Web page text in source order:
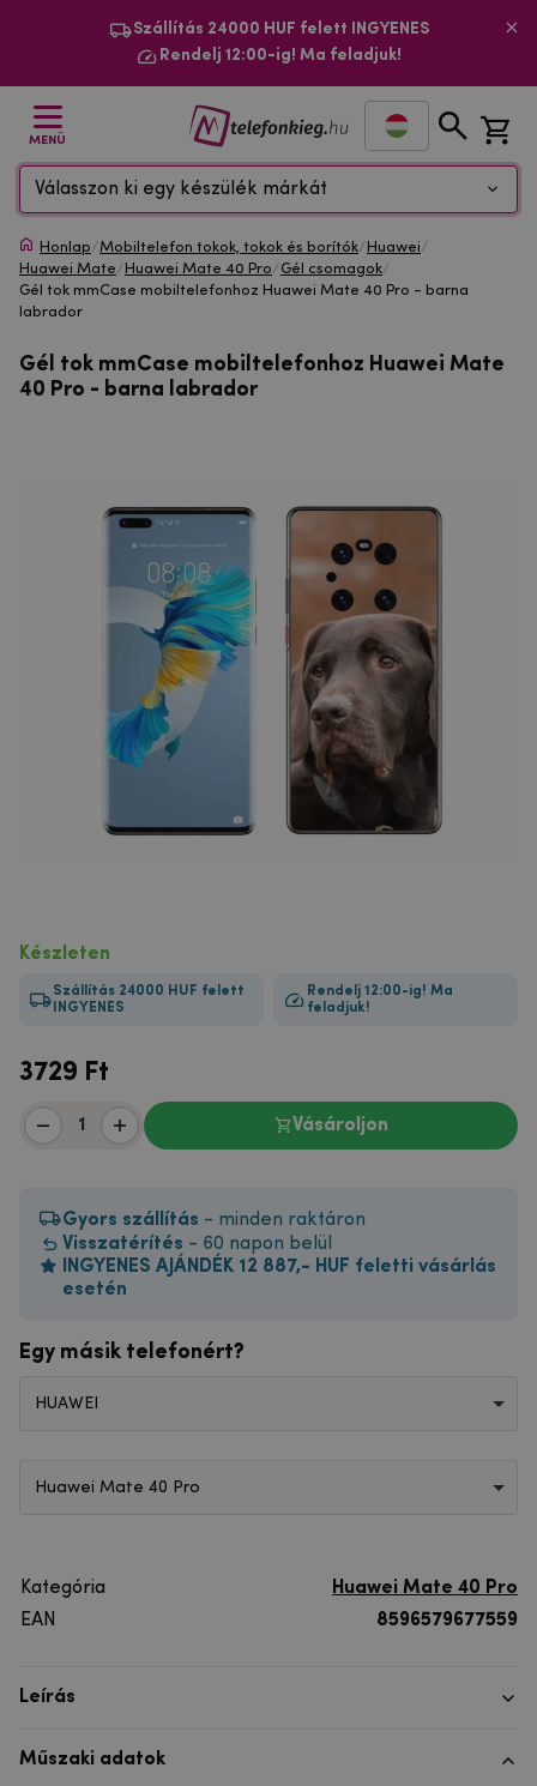
Szállítás 24000 HUF felett INGYENES
Rendelj 12:00-ig! Ma feladjuk!
MENÜ
Válasszon ki egy készülék márkát
Honlap/Mobiltelefon tokok, tokok és borítók/ Huawei/
Huawei Mate/ Huawei Mate 40 Pro/Gél csomagok/
Gél tok mmCase mobiltelefonhoz Huawei Mate 40 Pro - barna
labrador
Gél tok mmCase mobiltelefonhoz Huawei Mate
40 Pro - barna labrador
Készleten
Szállítás 24000 HUF felett
INGYENES
Rendelj 12:00-ig! Ma
feladjuk!
3729 Ft
Vásároljon
Gyors szállítás - minden raktáron
Visszatérítés - 60 napon belül
INGYENES AJÁNDÉK 12 887,- HUF feletti vásárlás
esetén
Egy másik telefonért?
HUAWEI
Huawei Mate 40 Pro
Kategória
Huawei Mate 40 Pro
EAN
8596579677559
Leírás
Műszaki adatok